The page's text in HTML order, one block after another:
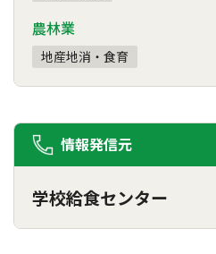
農林業
地産地消・食育
情報発信元
学校給食センター